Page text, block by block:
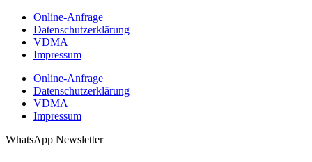
Online-Anfrage
Datenschutzerklärung
VDMA
Impressum
Online-Anfrage
Datenschutzerklärung
VDMA
Impressum
WhatsApp Newsletter